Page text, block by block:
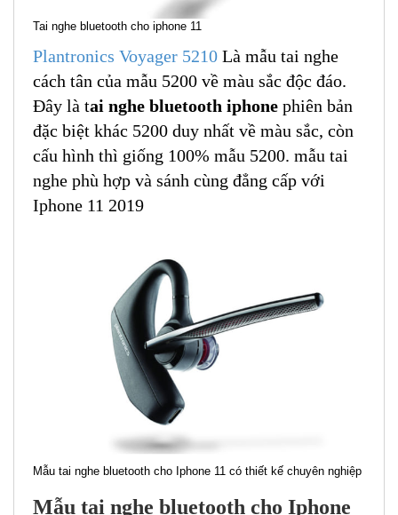
Tai nghe bluetooth cho iphone 11
Plantronics Voyager 5210 Là mẫu tai nghe
cách tân của mẫu 5200 về màu sắc độc đáo.
Đây là tai nghe bluetooth iphone phiên bản
đặc biệt khác 5200 duy nhất về màu sắc, còn
cấu hình thì giống 100% mẫu 5200. mẫu tai
nghe phù hợp và sánh cùng đẳng cấp với
Iphone 11 2019
Mẫu tai nghe bluetooth cho Iphone 11 có thiết kế chuyên nghiệp
Mẫu tai nghe bluetooth cho Iphone